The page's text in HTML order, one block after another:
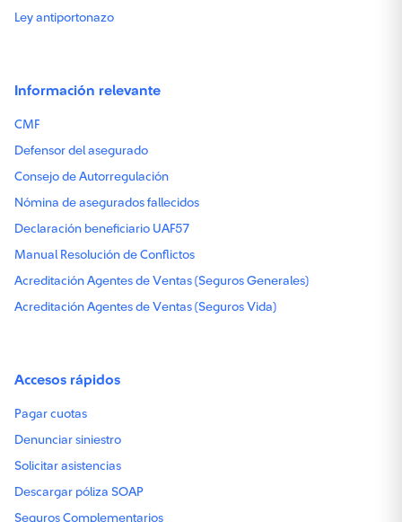
Ley antiportonazo
Información relevante
CMF
Defensor del asegurado
Consejo de Autorregulación
Nómina de asegurados fallecidos
Declaración beneficiario UAF57
Manual Resolución de Conflictos
Acreditación Agentes de Ventas (Seguros Generales)
Acreditación Agentes de Ventas (Seguros Vida)
Accesos rápidos
Pagar cuotas
Denunciar siniestro
Solicitar asistencias
Descargar póliza SOAP
Seguros Complementarios